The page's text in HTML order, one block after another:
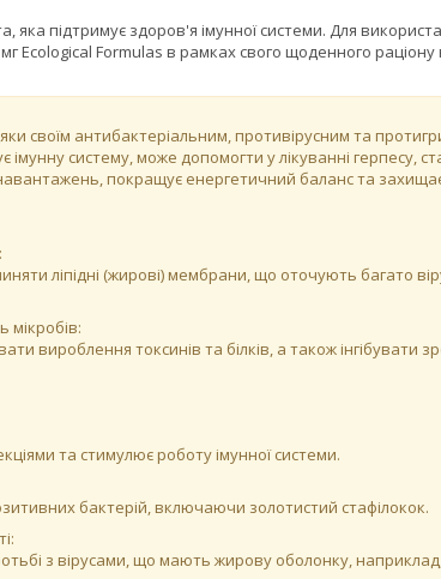
підтримує здоров'я імунної системи. Для
Ecological Formulas в рамках свого щоденного
своїм антибактеріальним, противірусним та
імунну систему, може допомогти у лікуванні герпесу,
покращує енергетичний баланс та захищає
ліпідні (жирові) мембрани, що оточують багато
мікробів:
вироблення токсинів та білків, а також інгібувати
та стимулює роботу імунної системи.
бактерій, включаючи золотистий стафілокок.
з вірусами, що мають жирову оболонку,